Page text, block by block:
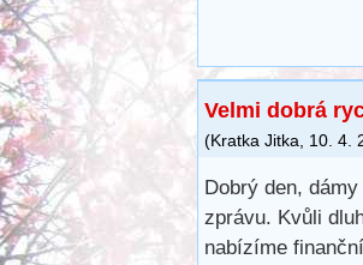
Velmi dobrá
(Kratka Jitka, 10. 4.
Dobrý den,
zprávu. Kvůli
nabízíme